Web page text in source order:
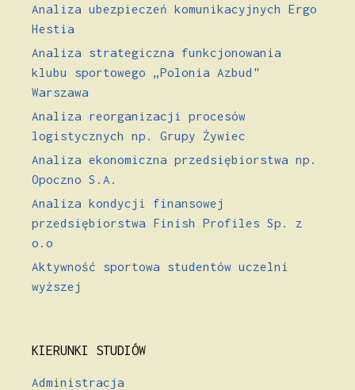
Analiza ubezpieczeń komunikacyjnych Ergo
Hestia
Analiza strategiczna funkcjonowania
klubu sportowego „Polonia Azbud"
Warszawa
Analiza reorganizacji procesów
logistycznych np. Grupy Żywiec
Analiza ekonomiczna przedsiębiorstwa np.
Opoczno S.A.
Analiza kondycji finansowej
przedsiębiorstwa Finish Profiles Sp. z
o.o
Aktywność sportowa studentów uczelni
wyższej
KIERUNKI STUDIÓW
Administracja